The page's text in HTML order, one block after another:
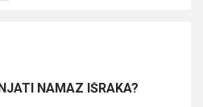
NAMAZ IŠRAKA?